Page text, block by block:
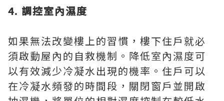
4. 調控室內濕度
如果無法改變樓上的習慣，樓下住戶就必
須啟動屋內的自救機制。降低室內濕度可
以有效減少冷凝水出現的機率。住戶可以
在冷凝水頻發的時間段，關閉窗戶並開啟